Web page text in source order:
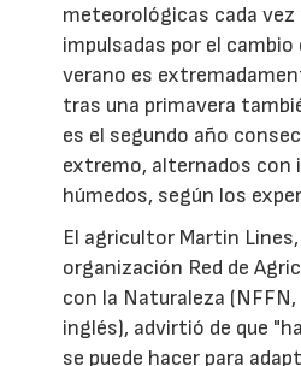
meteorológicas cada
impulsadas por el
verano es
tras una primavera
es el segundo año
extremo, alternados con
húmedos, según los
El agricultor Martin
organización Red de
con la Naturaleza
inglés), advirtió de que
se puede hacer para